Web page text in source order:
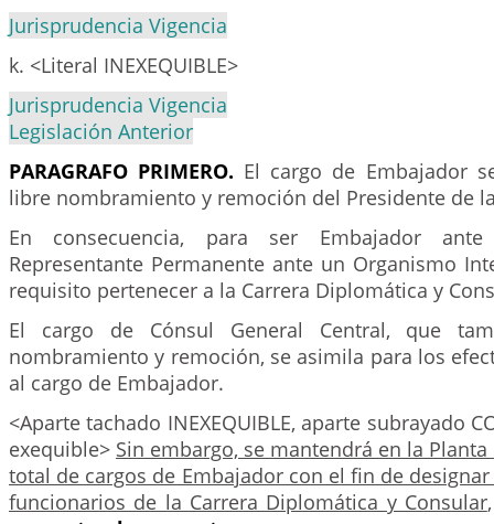
Jurisprudencia Vigencia
k. <Literal INEXEQUIBLE>
Jurisprudencia Vigencia
Legislación Anterior
PARAGRAFO PRIMERO. El cargo de Embajador
libre nombramiento y remoción del Presidente de
En consecuencia, para ser Embajador
Representante Permanente ante un Organismo
requisito pertenecer a la Carrera Diplomática y
El cargo de Cónsul General Central, que
nombramiento y remoción, se asimila para los
al cargo de Embajador.
<Aparte tachado INEXEQUIBLE, aparte subrayado
exequible> Sin embargo, se mantendrá en la Planta
total de cargos de Embajador con el fin de
funcionarios de la Carrera Diplomática y Consular